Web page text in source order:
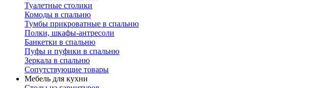
Туалетные столики
Комоды в спальню
Тумбы прикроватные в спальню
Полки, шкафы-антресоли
Банкетки в спальню
Пуфы и пуфики в спальню
Зеркала в спальню
Сопутствующие товары
Мебель для кухни